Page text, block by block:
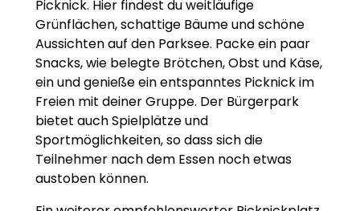
Picknick. Hier findest du weitläufige
Grünflächen, schattige Bäume und schöne
Aussichten auf den Parksee. Packe ein paar
Snacks, wie belegte Brötchen, Obst und Käse,
ein und genieße ein entspanntes Picknick im
Freien mit deiner Gruppe. Der Bürgerpark
bietet auch Spielplätze und
Sportmöglichkeiten, so dass sich die
Teilnehmer nach dem Essen noch etwas
austoben können.